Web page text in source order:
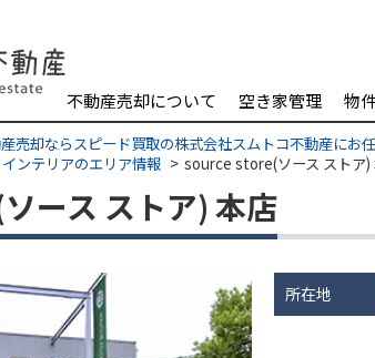
不動産売却について 空き家管理 物
売却ならスピード買取の株式会社スムトコ不動産にお
ンテリアのエリア情報
source store(ソース ストア)
ース ストア) 本店
所在地